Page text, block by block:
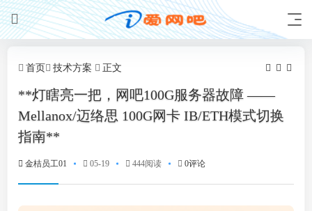
首页 技术方案 正文
**灯瞎亮一把，网吧100G服务器故障 ——
Mellanox/迈络思 100G网卡 IB/ETH模式切换
指南**
金桔员工01 05-19 444阅读 0评论